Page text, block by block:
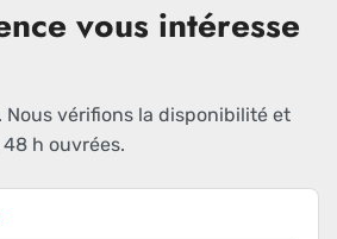
vous intéresse
Nous vérifions la disponibilité et
h ouvrées.